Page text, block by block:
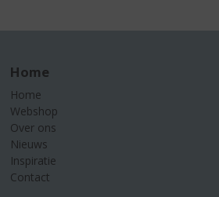
Home
Home
Webshop
Over ons
Nieuws
Inspiratie
Contact